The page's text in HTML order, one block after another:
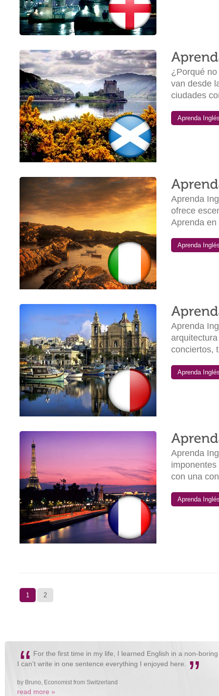
¿Porqué
van desde
ciudades
Aprenda
Aprenda
ofrece
Aprenda en
Aprenda
Aprenda
conciertos,
Aprenda
Aprenda
con una
Aprenda
1 2
“ For the first time in my life, I learned English in a non-
I can’t write in one sentence everything I enjoyed here.
”
by Bruno, Economist from Switzerland
read more »